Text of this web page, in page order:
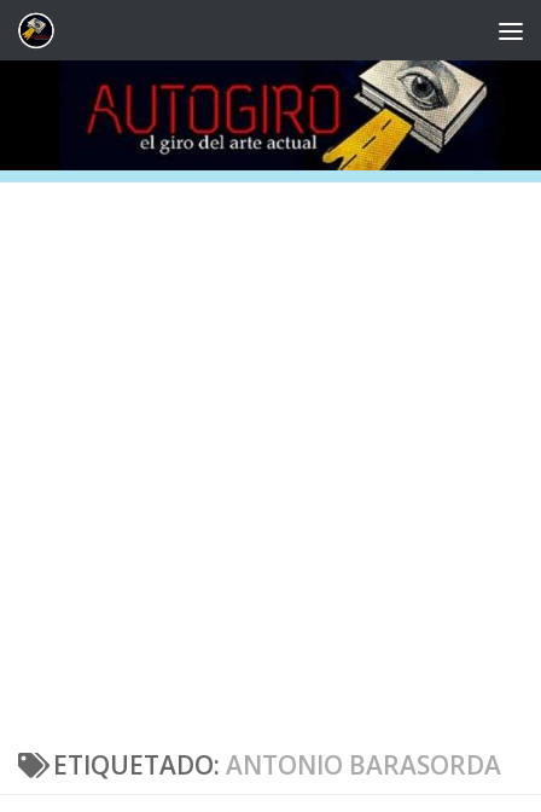
Saltar al contenido
ETIQUETADO: ANTONIO BARASORDA